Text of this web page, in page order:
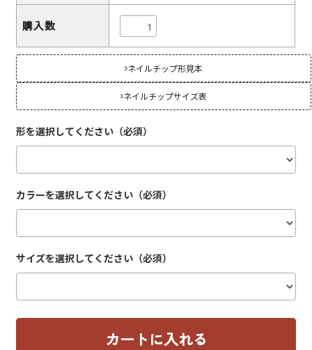
購入数
ネイルチップ形見本
ネイルチップサイズ表
形を選択してください（必須）
カラーを選択してください（必須）
サイズを選択してください（必須）